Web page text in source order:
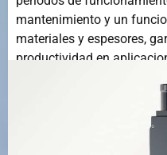
mantenimiento y un
materiales y espesores,
productividad en